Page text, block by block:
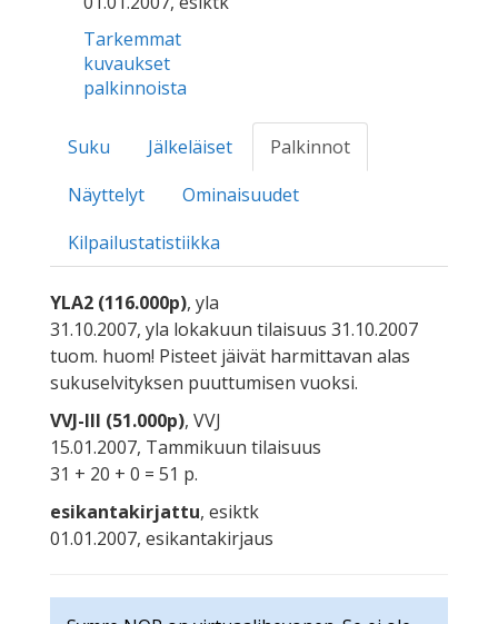
Tarkemmat
kuvaukset
palkinnoista
Suku Jälkeläiset
Palkinnot
Näyttelyt
Ominaisuudet
Kilpailustatistiikka
YLA2 (116.000p), yla
31.10.2007, yla lokakuun tilaisuus 31.10.2007
tuom. huom! Pisteet jäivät harmittavan alas
sukuselvityksen puuttumisen vuoksi.
VVJ-III (51.000p), VVJ
15.01.2007, Tammikuun tilaisuus
31 + 20 + 0 = 51 p.
esikantakirjattu, esiktk
01.01.2007, esikantakirjaus